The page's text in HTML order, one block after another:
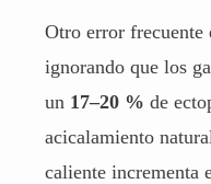
Otro error frecuente
ignorando que los
un 17–20 % de
acicalamiento
caliente incrementa